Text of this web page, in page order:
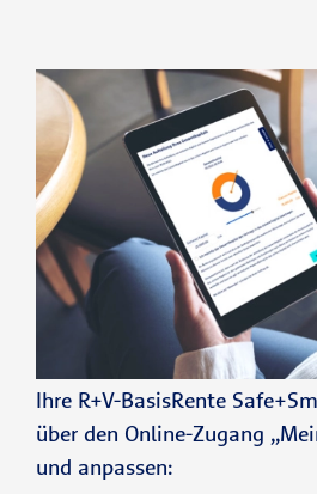
Ihre R+V-BasisRente
über den Online-Zugang
und anpassen: